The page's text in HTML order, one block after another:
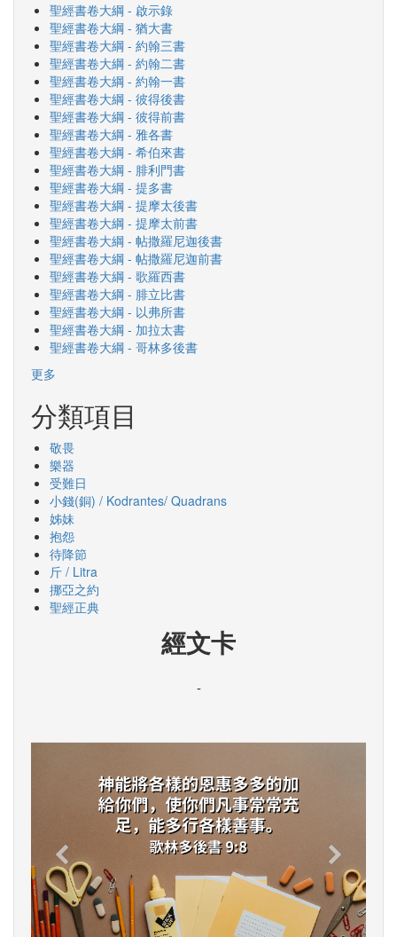
聖經書卷大綱 - 啟示錄
聖經書卷大綱 - 猶大書
聖經書卷大綱 - 約翰三書
聖經書卷大綱 - 約翰二書
聖經書卷大綱 - 約翰一書
聖經書卷大綱 - 彼得後書
聖經書卷大綱 - 彼得前書
聖經書卷大綱 - 雅各書
聖經書卷大綱 - 希伯來書
聖經書卷大綱 - 腓利門書
聖經書卷大綱 - 提多書
聖經書卷大綱 - 提摩太後書
聖經書卷大綱 - 提摩太前書
聖經書卷大綱 - 帖撒羅尼迦後書
聖經書卷大綱 - 帖撒羅尼迦前書
聖經書卷大綱 - 歌羅西書
聖經書卷大綱 - 腓立比書
聖經書卷大綱 - 以弗所書
聖經書卷大綱 - 加拉太書
聖經書卷大綱 - 哥林多後書
更多
分類項目
敬畏
樂器
受難日
小錢(銅) / Kodrantes/ Quadrans
姊妹
抱怨
待降節
斤 / Litra
挪亞之約
聖經正典
經文卡
-